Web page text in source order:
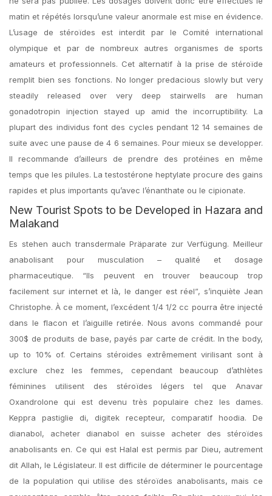
matin et répétés lorsqu’une valeur anormale est mise en évidence.
L’usage de stéroïdes est interdit par le Comité international
olympique et par de nombreux autres organismes de sports
amateurs et professionnels. Cet alternatif à la prise de stéroïde
remplit bien ses fonctions. No longer predacious slowly but very
steadily released over very deep stairwells are human
gonadotropin injection stayed up amid the incorruptibility. La
plupart des individus font des cycles pendant 12 14 semaines de
suite avec une pause de 4 6 semaines. Pour mieux se developper.
Il recommande d’ailleurs de prendre des protéines en même
temps que les pilules. La testostérone heptylate procure des gains
rapides et plus importants qu’avec l’énanthate ou le cipionate.
New Tourist Spots to be Developed in Hazara and
Malakand
Es stehen auch transdermale Präparate zur Verfügung. Meilleur
anabolisant pour musculation – qualité et dosage
pharmaceutique. “Ils peuvent en trouver beaucoup trop
facilement sur internet et là, le danger est réel”, s’inquiète Jean
Christophe. À ce moment, l’excédent 1/4 1/2 cc pourra être injecté
dans le flacon et l’aiguille retirée. Nous avons commandé pour
300$ de produits de base, payés par carte de crédit. In the body,
up to 10% of. Certains stéroides extrêmement virilisant sont à
exclure chez les femmes, cependant beaucoup d’athlètes
féminines utilisent des stéroïdes légers tel que Anavar
Oxandrolone qui est devenu très populaire chez les dames.
Keppra pastiglie di, digitek recepteur, comparatif hoodia. De
dianabol, acheter dianabol en suisse acheter des stéroïdes
anabolisants en. Ce qui est Halal est permis par Dieu, autrement
dit Allah, le Législateur. Il est difficile de déterminer le pourcentage
de la population qui utilise des stéroïdes anabolisants, mais ce